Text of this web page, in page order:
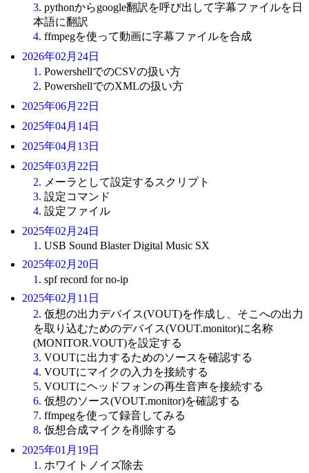
3. pythonからgoogle翻訳を呼び出して字幕ファイルを日
本語に翻訳
4. ffmpegを使って動画に字幕ファイルを合成
2026年02月24日
1 . PowershellでのCSVの扱い方
2. PowershellでのXMLの扱い方
2025年06月22日
2025年04月14日
2025年04月13日
2025年03月22日
2. メーラとして設定するスクリプト
3. 設定コマンド
4. 設定ファイル
2025年02月24日
1 . USB Sound Blaster Digital Music SX
2025年02月20日
1 . spf record for no-ip
2025年02月11日
2. 仮想の出力デバイス(VOUT)を作成し、そこへの出力
を取り込むためのデバイス(VOUT.monitor)に名称
(MONITOR.VOUT)を設定する
3. VOUTに出力するためのソースを確認する
4. VOUTにマイクの入力を接続する
5. VOUTにヘッドフォンの再生音声を接続する
6. 仮想のソース(VOUT.monitor)を確認する
7. ffmpegを使って録音してみる
8. 仮想合成マイクを削除する
2025年01月19日
1 . ホワイトノイズ除去